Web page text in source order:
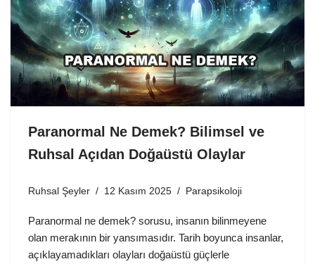
Paranormal Ne Demek? Bilimsel ve
Ruhsal Açıdan Doğaüstü Olaylar
Ruhsal Şeyler 12 Kasım 2025 Parapsikoloji
Paranormal ne demek? sorusu, insanın bilinmeyene
olan merakının bir yansımasıdır. Tarih boyunca insanlar,
açıklayamadıkları olayları doğaüstü güçlerle